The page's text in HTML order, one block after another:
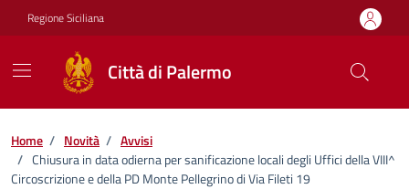
Vai ai contenuti
Vai al footer
Regione Siciliana
Città di Palermo
Home / Novità / Avvisi
/ Chiusura in data odierna per sanificazione locali degli Uffici della VIII^
Circoscrizione e della PD Monte Pellegrino di Via Fileti 19